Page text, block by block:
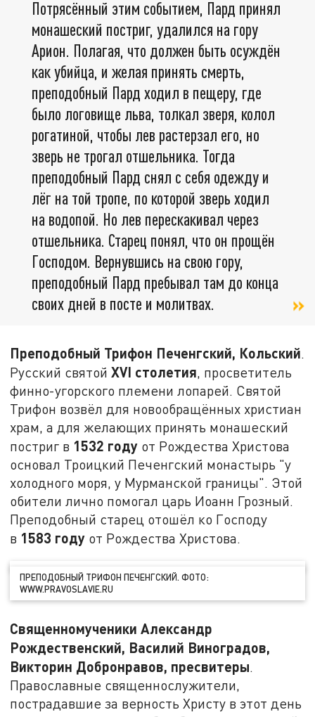
Потрясённый этим событием, Пард принял
монашеский постриг, удалился на гору
Арион. Полагая, что должен быть осуждён
как убийца, и желая принять смерть,
преподобный Пард ходил в пещеру, где
было логовище льва, толкал зверя, колол
рогатиной, чтобы лев растерзал его, но
зверь не трогал отшельника. Тогда
преподобный Пард снял с себя одежду и
лёг на той тропе, по которой зверь ходил
на водопой. Но лев перескакивал через
отшельника. Старец понял, что он прощён
Господом. Вернувшись на свою гору,
преподобный Пард пребывал там до конца
своих дней в посте и молитвах.
Преподобный Трифон Печенгский, Кольский.
Русский святойXVI столетия, просветитель
финно-угорского племени лопарей. Святой
Трифон возвёл для новообращённых христиан
храм, а для желающих принять монашеский
постриг в 1532 году от Рождества Христова
основал Троицкий Печенгский монастырь "у
холодного моря, у Мурманской границы". Этой
обители лично помогал царь Иоанн Грозный.
Преподобный старец отошёл ко Господу
в 1583 году от Рождества Христова.
ПРЕПОДОБНЫЙ ТРИФОН ПЕЧЕНГСКИЙ. ФОТО:
WWW.PRAVOSLAVIE.RU
Священномученики Александр
Рождественский, Василий Виноградов,
Викторин Добронравов, пресвитеры.
Православные священнослужители,
пострадавшие за верность Христу в этот день